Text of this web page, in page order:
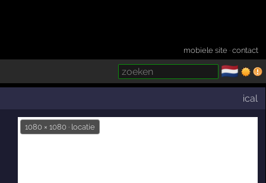
mobiele site ·contact
🇳🇱
ical
1080 × 1080 · locatie